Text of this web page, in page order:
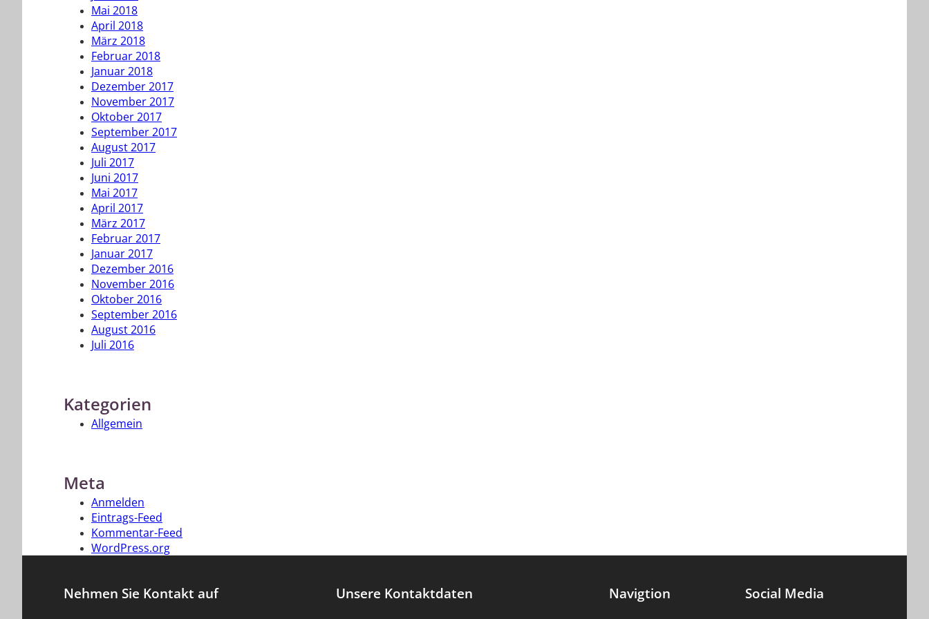
Mai 2018
April 2018
März 2018
Februar 2018
Januar 2018
Dezember 2017
November 2017
Oktober 2017
September 2017
August 2017
Juli 2017
Juni 2017
Mai 2017
April 2017
März 2017
Februar 2017
Januar 2017
Dezember 2016
November 2016
Oktober 2016
September 2016
August 2016
Juli 2016
Kategorien
Allgemein
Meta
Anmelden
Eintrags-Feed
Kommentar-Feed
WordPress.org
Nehmen Sie Kontakt auf Unsere Kontaktdaten Navigtion Social Media